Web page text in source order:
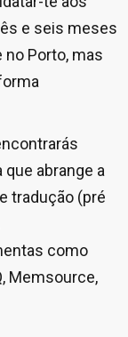
e seis meses
no Porto, mas
abrange a
tradução (pré
como
Memsource,